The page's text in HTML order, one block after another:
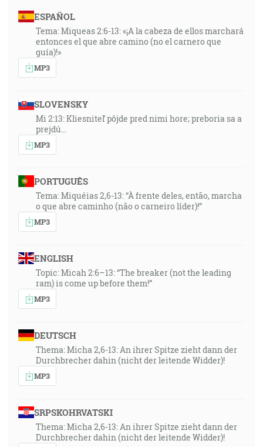
ESPAÑOL
Tema: Miqueas 2:6-13: «¡A la cabeza de ellos marchará
entonces el que abre camino (no el carnero que
guía)!»
MP3
SLOVENSKY
Mi 2:13: Kliesniteľ pôjde pred nimi hore; preboria sa a
prejdú…
MP3
PORTUGUÊS
Tema: Miquéias 2,6-13: “À frente deles, então, marcha
o que abre caminho (não o carneiro líder)!”
MP3
ENGLISH
Topic: Micah 2:6–13: “The breaker (not the leading
ram) is come up before them!”
MP3
DEUTSCH
Thema: Micha 2,6-13: An ihrer Spitze zieht dann der
Durchbrecher dahin (nicht der leitende Widder)!
MP3
SRPSKOHRVATSKI
Thema: Micha 2,6-13: An ihrer Spitze zieht dann der
Durchbrecher dahin (nicht der leitende Widder)!